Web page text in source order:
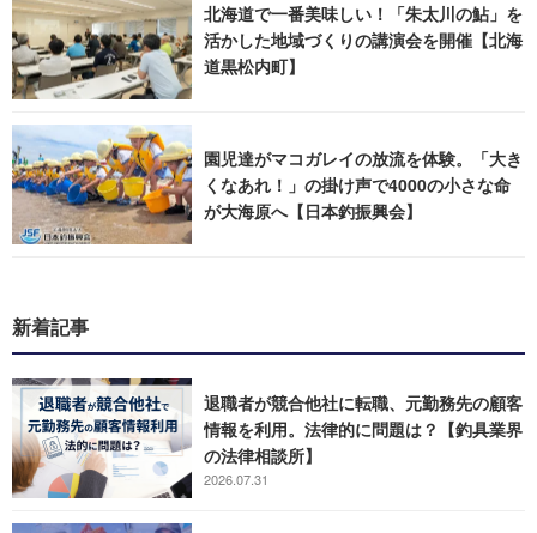
北海道で一番美味しい！「朱太川の鮎」を
活かした地域づくりの講演会を開催【北海
道黒松内町】
園児達がマコガレイの放流を体験。「大き
くなあれ！」の掛け声で4000の小さな命
が大海原へ【日本釣振興会】
新着記事
退職者が競合他社に転職、元勤務先の顧客
情報を利用。法律的に問題は？【釣具業界
の法律相談所】
2026.07.31